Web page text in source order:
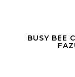
BUSY BEE